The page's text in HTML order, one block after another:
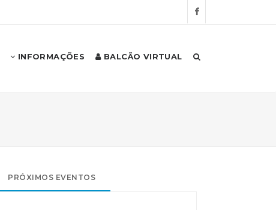
INFORMAÇÕES BALCÃO VIRTUAL
PRÓXIMOS EVENTOS